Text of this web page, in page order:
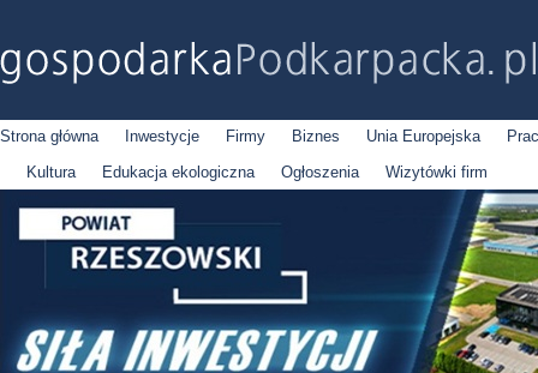
Strona główna Inwestycje Firmy Biznes Unia Europejska
Kultura
Edukacja ekologiczna Ogłoszenia Wizytówki firm